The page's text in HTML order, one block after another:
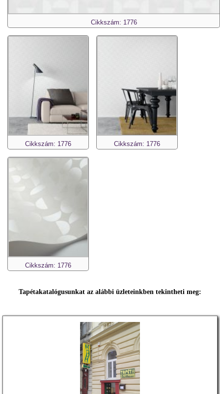
Cikkszám: 1776
Cikkszám: 1776 Cikkszám: 1776
Cikkszám: 1776
Tapétakatalógusunkat az alábbi üzleteinkben tekintheti meg: